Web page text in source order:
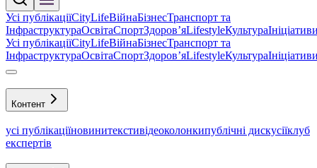
Усі публікаціїCityLifeВійнаБізнесТранспорт та
ІнфраструктураОсвітаСпортЗдоровʼяLifestyleКультура
Усі публікаціїCityLifeВійнаБізнесТранспорт та
ІнфраструктураОсвітаСпортЗдоровʼяLifestyleКультура
Контент
усі публікаціїновинитекстивідеоколонкипублічні дискусіїклуб
експертів